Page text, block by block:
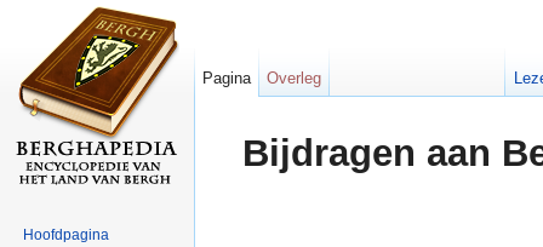
Bijdragen aan
Pagina Overleg
Hoofdpagina